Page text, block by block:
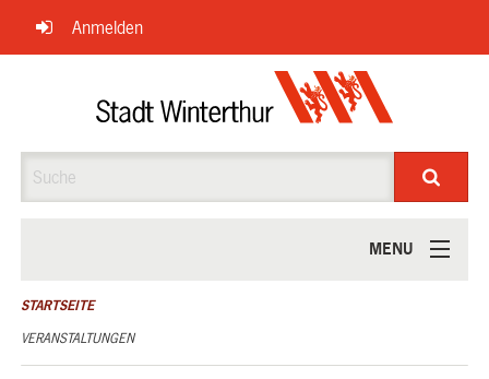
Navigation
überspringen
Anmelden
MENU
ÜBER UNS
STARTSEITE
VERANSTALTUNGEN